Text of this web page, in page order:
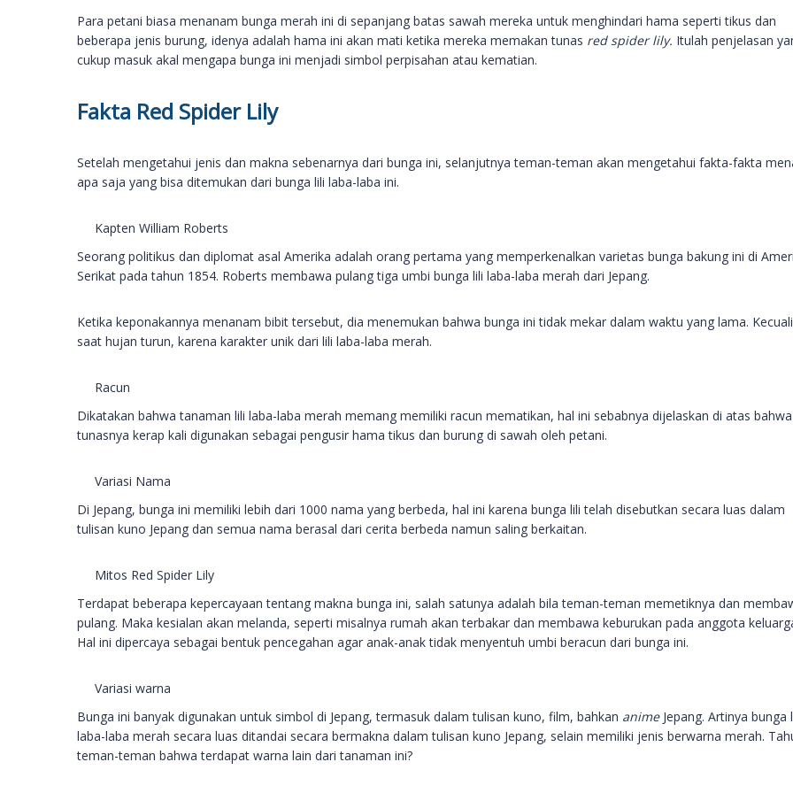
Para petani biasa menanam bunga merah ini di sepanjang batas sawah mereka untuk menghindari hama seperti tikus dan
beberapa jenis burung, idenya adalah hama ini akan mati ketika mereka memakan tunas red spider lily. Itulah penjelasan
cukup masuk akal mengapa bunga ini menjadi simbol perpisahan atau kematian.
Fakta Red Spider Lily
Setelah mengetahui jenis dan makna sebenarnya dari bunga ini, selanjutnya teman-teman akan mengetahui fakta-fakta
apa saja yang bisa ditemukan dari bunga lili laba-laba ini.
Kapten William Roberts
Seorang politikus dan diplomat asal Amerika adalah orang pertama yang memperkenalkan varietas bunga bakung ini di
Serikat pada tahun 1854. Roberts membawa pulang tiga umbi bunga lili laba-laba merah dari Jepang.
Ketika keponakannya menanam bibit tersebut, dia menemukan bahwa bunga ini tidak mekar dalam waktu yang lama. Kecuali
saat hujan turun, karena karakter unik dari lili laba-laba merah.
Racun
Dikatakan bahwa tanaman lili laba-laba merah memang memiliki racun mematikan, hal ini sebabnya dijelaskan di atas bahwa
tunasnya kerap kali digunakan sebagai pengusir hama tikus dan burung di sawah oleh petani.
Variasi Nama
Di Jepang, bunga ini memiliki lebih dari 1000 nama yang berbeda, hal ini karena bunga lili telah disebutkan secara luas dalam
tulisan kuno Jepang dan semua nama berasal dari cerita berbeda namun saling berkaitan.
Mitos Red Spider Lily
Terdapat beberapa kepercayaan tentang makna bunga ini, salah satunya adalah bila teman-teman memetiknya dan
pulang. Maka kesialan akan melanda, seperti misalnya rumah akan terbakar dan membawa keburukan pada anggota
Hal ini dipercaya sebagai bentuk pencegahan agar anak-anak tidak menyentuh umbi beracun dari bunga ini.
Variasi warna
Bunga ini banyak digunakan untuk simbol di Jepang, termasuk dalam tulisan kuno, film, bahkan anime Jepang. Artinya bunga
laba-laba merah secara luas ditandai secara bermakna dalam tulisan kuno Jepang, selain memiliki jenis berwarna merah.
teman-teman bahwa terdapat warna lain dari tanaman ini?